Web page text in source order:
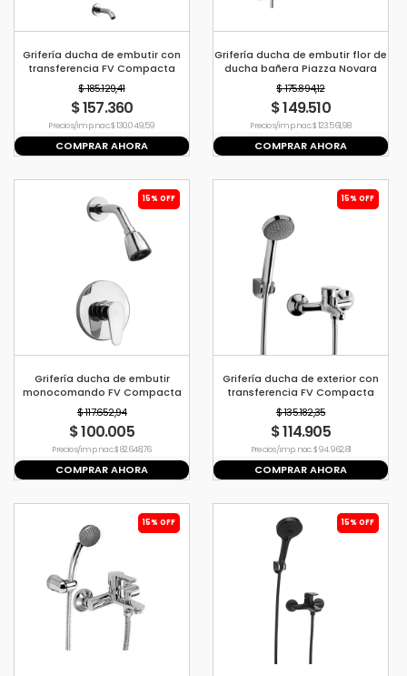
Grifería ducha de embutir con
transferencia FV Compacta
$ 185.129,41
$ 157.360
Precio s/imp. nac. $ 130.049,59
COMPRAR AHORA
Grifería ducha de embutir flor de
ducha bañera Piazza Novara
$ 175.894,12
$ 149.510
Precio s/imp. nac. $ 123.561,98
COMPRAR AHORA
15% OFF
Grifería ducha de embutir
monocomando FV Compacta
$ 117.652,94
$ 100.005
Precio s/imp. nac. $ 82.648,76
COMPRAR AHORA
15% OFF
Grifería ducha de exterior con
transferencia FV Compacta
$ 135.182,35
$ 114.905
Precio s/imp. nac. $ 94.962,81
COMPRAR AHORA
15% OFF 15% OFF